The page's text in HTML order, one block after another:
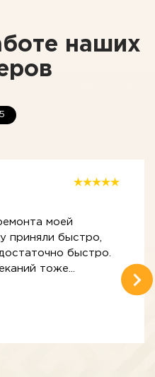
наших
5
моей
приняли быстро,
быстро.
тоже...